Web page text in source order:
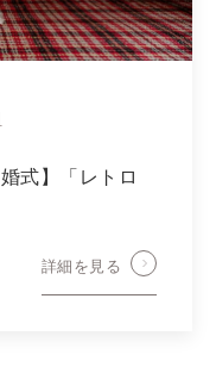
式】「レトロ
詳細を見る